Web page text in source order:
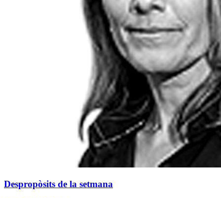
Despropòsits de la setmana